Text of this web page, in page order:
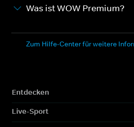
Was ist WOW Premium?
Zum Hilfe-Center für weitere
Entdecken
Live-Sport